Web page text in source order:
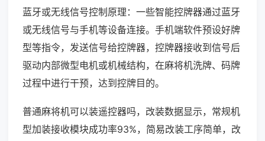
蓝牙或无线信号控制原理：一些智能控牌器通过蓝牙
或无线信号与手机等设备连接。手机端软件预设好牌
型等指令，发送信号给控牌器，控牌器接收到信号后
驱动内部微型电机或机械结构，在麻将机洗牌、码牌
过程中进行干预，达到控牌目的。
普通麻将机可以装遥控器吗，改装数据显示，常规机
型加装接收模块成功率93%，简易改装工序简单，改